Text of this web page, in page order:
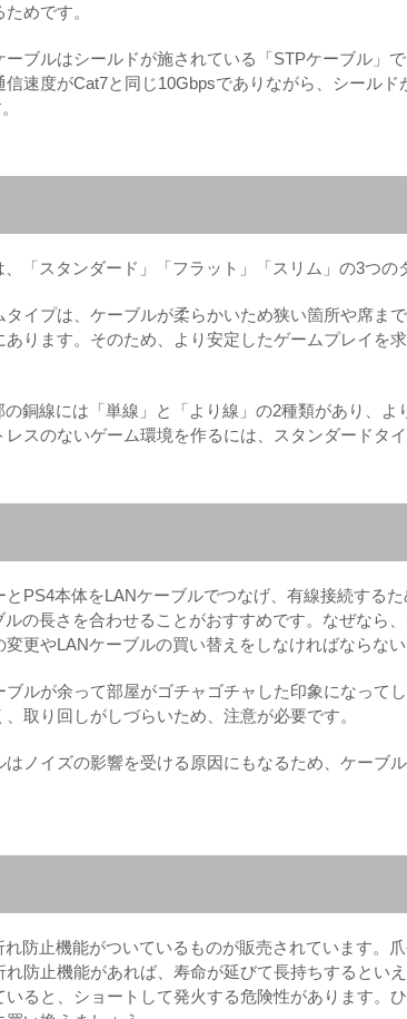
めです。
ーブルはシールドが施されている「STPケーブル」
速度がCat7と同じ10Gbpsでありながら、シールド
「スタンダード」「フラット」「スリム」の3つの
タイプは、ケーブルが柔らかいため狭い箇所や席ま
ります。そのため、より安定したゲームプレイを
の銅線には「単線」と「より線」の2種類があり、
スのないゲーム環境を作るには、スタンダードタ
PS4本体をLANケーブルでつなげ、有線接続する
の長さを合わせることがおすすめです。なぜなら
更やLANケーブルの買い替えをしなければならない
ブルが余って部屋がゴチャゴチャした印象になって
取り回しがしづらいため、注意が必要です。
はノイズの影響を受ける原因にもなるため、ケーブ
防止機能がついているものが販売されています。
れ防止機能があれば、寿命が延びて長持ちするとい
ると、ショートして発火する危険性があります。